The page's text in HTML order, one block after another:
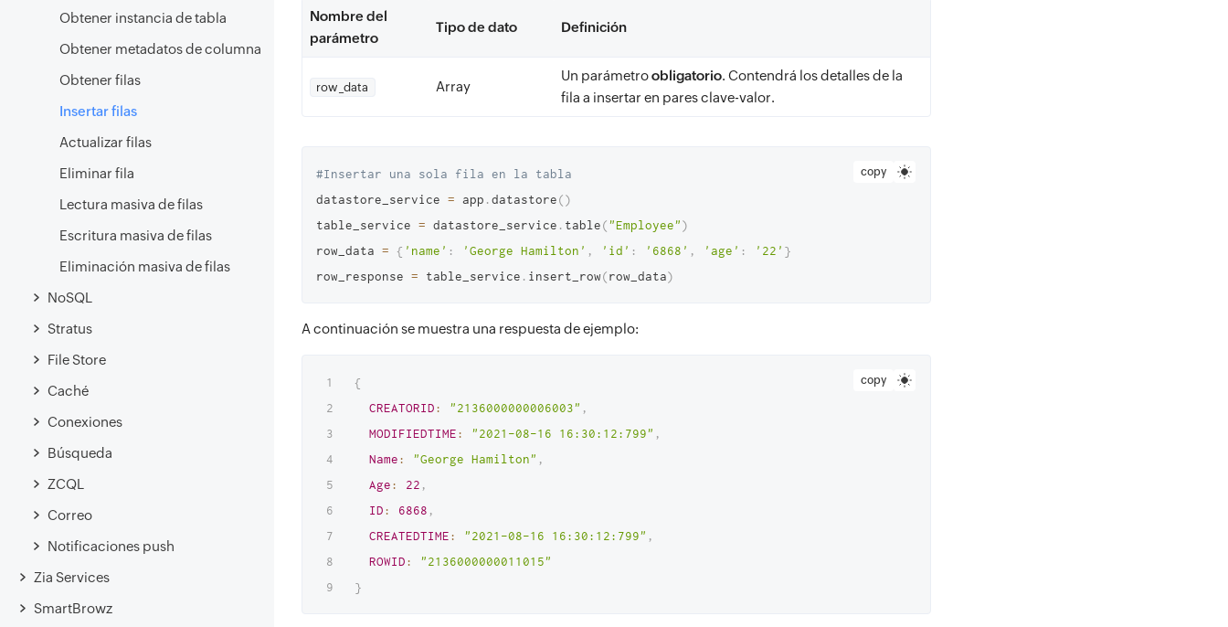
Obtener instancia de tabla
Obtener metadatos de columna
Obtener filas
Insertar filas
Actualizar filas
Eliminar fila
Lectura masiva de filas
Escritura masiva de filas
Eliminación masiva de filas
NoSQL
Stratus
File Store
Caché
Conexiones
Búsqueda
ZCQL
Correo
Notificaciones push
Zia Services
SmartBrowz
Nombre del
parámetro
Tipo de dato Definición
row_data Array
Un parámetroobligatorio. Contendrá los detalles de la
fila a insertar en pares clave-valor.
copy
#Insertar una sola fila en la tabla
datastore_service = app .datastore()
table_service = datastore_service . table("Employee")
row_data = { 'name' : 'George Hamilton' , 'id' : '6868' , 'age' : '22' }
row_response = table_service . insert_row(row_data)
A continuación se muestra una respuesta de ejemplo:
copy
{
CREATORID: "2136000000006003" ,
MODIFIEDTIME: "2021-08-16 16:30:12:799" ,
Name: "George Hamilton" ,
Age: 22 ,
ID: 6868 ,
CREATEDTIME: "2021-08-16 16:30:12:799" ,
ROWID:
"2136000000011015"
}